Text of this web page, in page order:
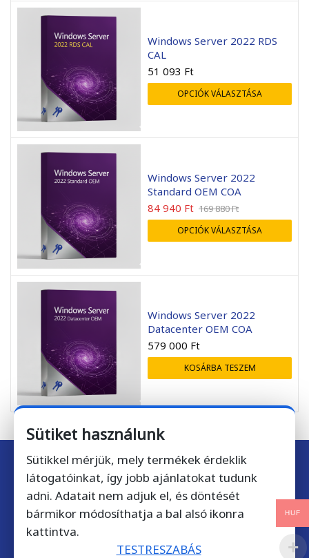
Windows Server 2022 RDS
CAL
51 093 Ft
OPCIÓK VÁLASZTÁSA
Windows Server 2022
Standard OEM COA
169 880Ft
84 940 Ft
OPCIÓK VÁLASZTÁSA
Windows Server 2022
Datacenter OEM COA
579 000 Ft
KOSÁRBA TESZEM
Iratkozzon fel hírlevelünkre!
Csatlakozzon több mint
, akik nem
akarnak lemaradni a kedvezményekről!
HUF
Sütiket használunk
Sütikkel mérjük, mely termékek érdeklik
látogatóinkat, így jobb ajánlatokat tudunk
adni. Adatait nem adjuk el, és döntését
bármikor módosíthatja a bal alsó ikonra
kattintva.
TESTRESZABÁS